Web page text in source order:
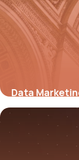
Data
10 juillet 2026